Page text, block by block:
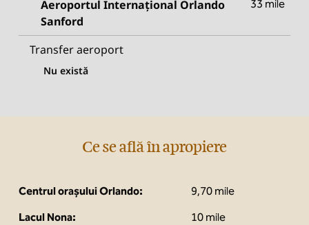
Aeroportul Internațional Orlando
Sanford
33 mile
Transfer aeroport
Nu există
Ce se află în apropiere
Centrul orașului Orlando:
9,70 mile
Lacul Nona:
10 mile